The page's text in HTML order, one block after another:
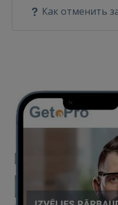
Как отменить